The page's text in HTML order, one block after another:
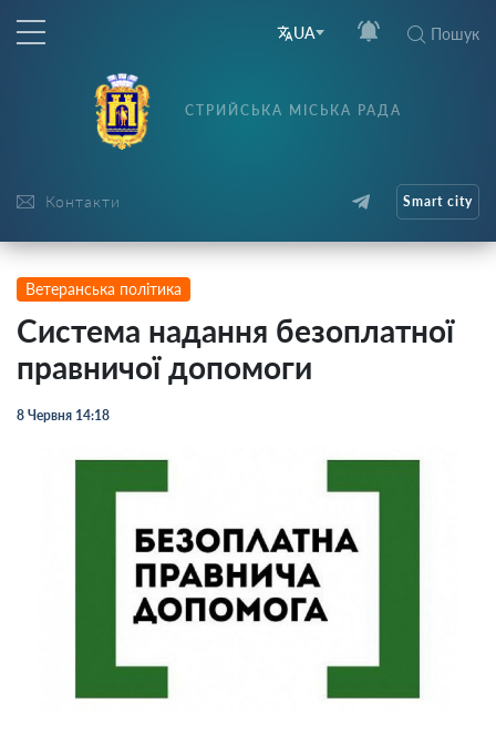
UA Пошук
Контакти
СТРИЙСЬКА МІСЬКА РАДА
Smart city
Ветеранська політика
Система надання безоплатної
правничої допомоги
8 Червня 14:18